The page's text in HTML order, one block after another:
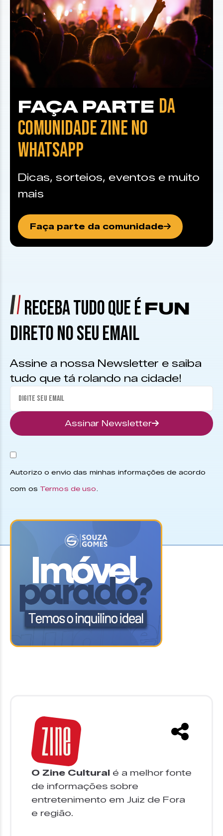
FAÇA PARTE DA
COMUNIDADE ZINE NO
WHATSAPP
Dicas, sorteios, eventos e muito
mais
Faça parte da comunidade
RECEBA TUDO QUE É FUN
DIRETO NO SEU EMAIL
Assine a nossa Newsletter e saiba
tudo que tá rolando na cidade!
Assinar Newsletter
Autorizo o envio das minhas informações de acordo
com os Termos de uso
O Zine Cultural é a melhor fonte
de informações sobre
entretenimento em Juiz de Fora
e região.